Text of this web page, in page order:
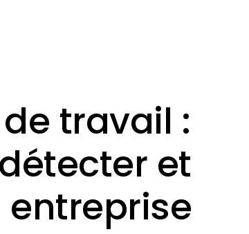
travail :
et